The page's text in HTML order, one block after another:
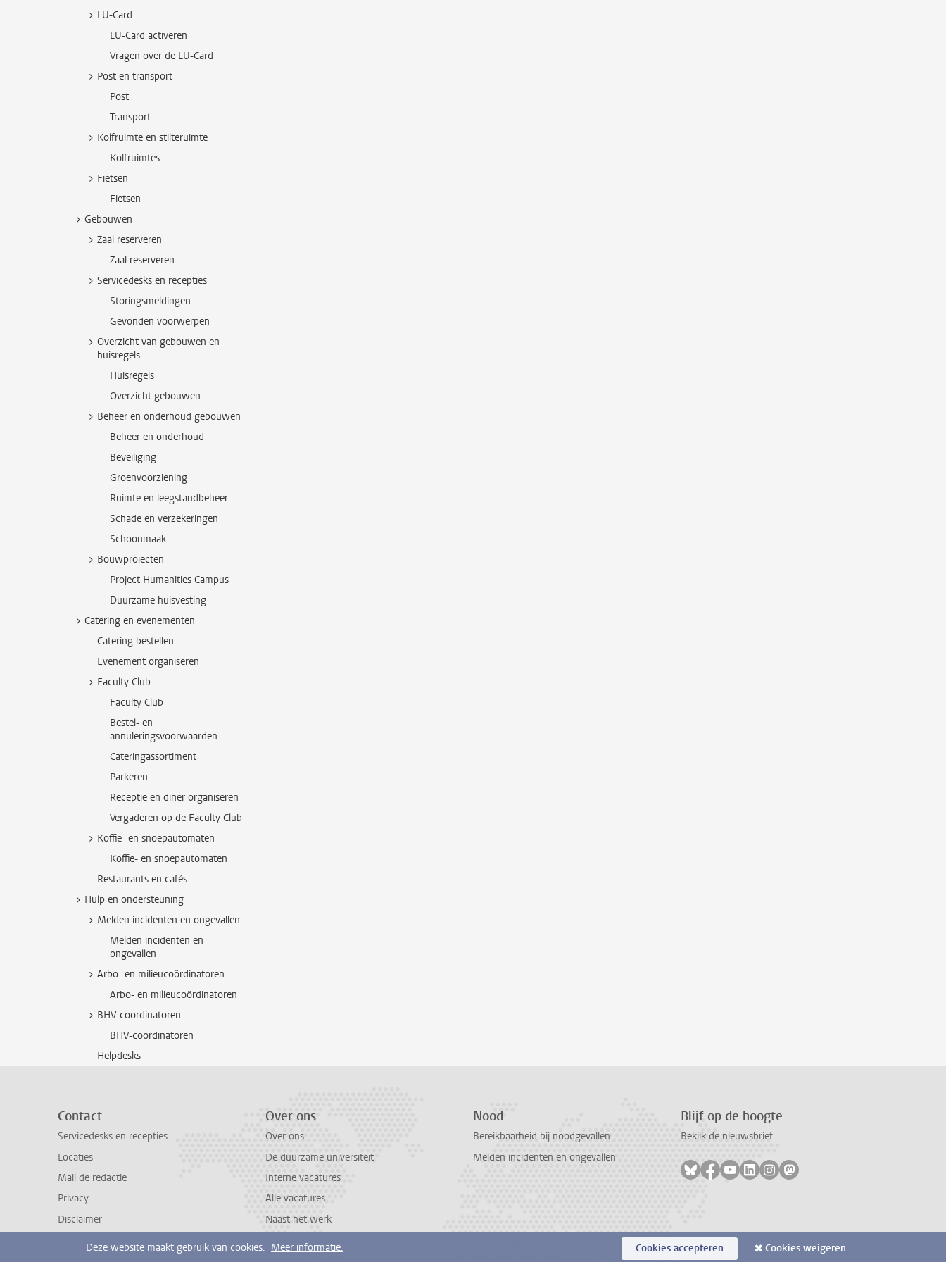
LU-Card
LU-Card activeren
Vragen over de LU-Card
Post en transport
Post
Transport
Kolfruimte en stilteruimte
Kolfruimtes
Fietsen
Fietsen
Gebouwen
Zaal reserveren
Zaal reserveren
Servicedesks en recepties
Storingsmeldingen
Gevonden voorwerpen
Overzicht van gebouwen en
huisregels
Huisregels
Overzicht gebouwen
Beheer en onderhoud gebouwen
Beheer en onderhoud
Beveiliging
Groenvoorziening
Ruimte en leegstandbeheer
Schade en verzekeringen
Schoonmaak
Bouwprojecten
Project Humanities Campus
Duurzame huisvesting
Catering en evenementen
Catering bestellen
Evenement organiseren
Faculty Club
Faculty Club
Bestel- en
annuleringsvoorwaarden
Cateringassortiment
Parkeren
Receptie en diner organiseren
Vergaderen op de Faculty Club
Koffie- en snoepautomaten
Koffie- en snoepautomaten
Restaurants en cafés
Hulp en ondersteuning
Melden incidenten en ongevallen
Melden incidenten en
ongevallen
Arbo- en milieucoördinatoren
Arbo- en milieucoördinatoren
BHV-coordinatoren
BHV-coördinatoren
Helpdesks
Contact
Servicedesks en recepties
Locaties
Mail de redactie
Privacy
Disclaimer
Over ons
Over ons
De duurzame universiteit
Interne vacatures
Alle vacatures
Naast het werk
Nood
Bereikbaarheid bij noodgevallen
Melden incidenten en ongevallen
Blijf op de hoogte
Bekijk de nieuwsbrief
Volg ons op bluesky
Volg ons op facebook
Volg ons op youtube
Volg ons op linkedin
Volg ons op instagram
Volg ons op mastodon
Deze website maakt gebruik van cookies. Meer informatie. Cookies accepteren Cookies weigeren